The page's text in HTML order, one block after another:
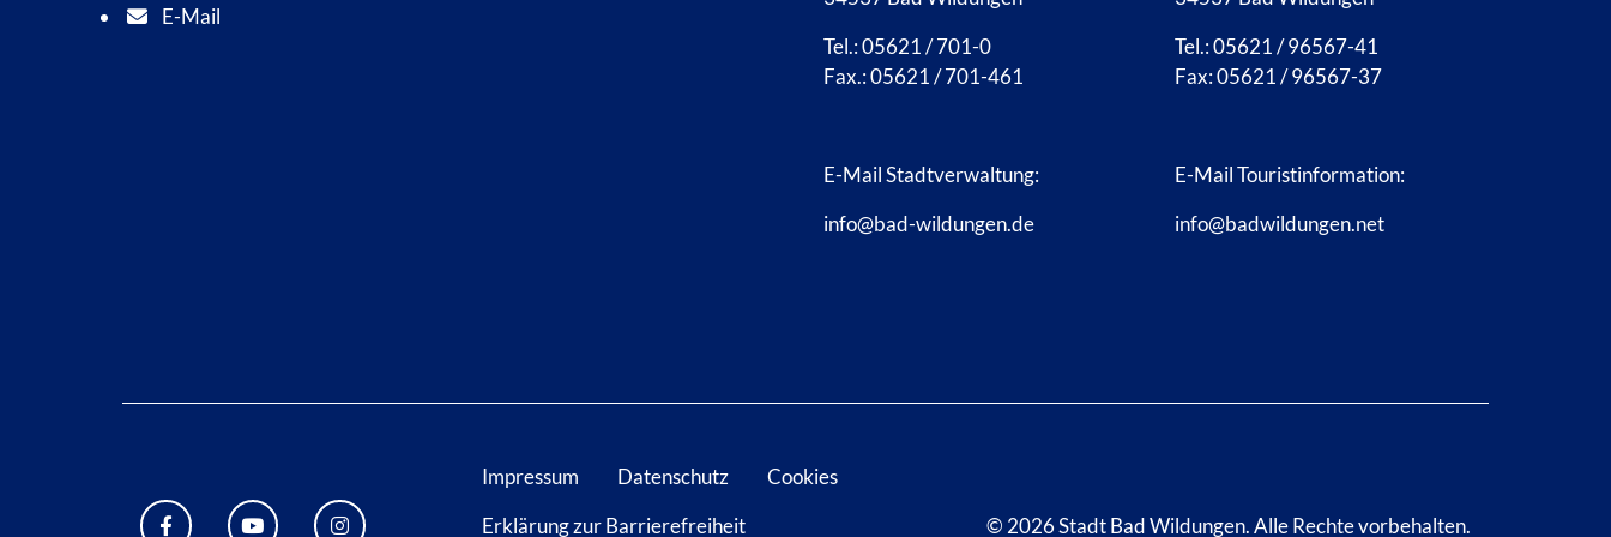
E-Mail
E-Mail Adresse: info@bad-wildungen.de
Tel.: 05621 / 701-0
Fax.: 05621 / 701-461
E-Mail Stadtverwaltung:
info@bad-wildungen.de
Tel.: 05621 / 96567-41
Fax: 05621 / 96567-37
E-Mail Touristinformation:
info@badwildungen.net
Impressum Datenschutz
Cookies
Erklärung zur Barrierefreiheit
© 2026 Stadt Bad Wildungen.Alle Rechte vorbehalten.